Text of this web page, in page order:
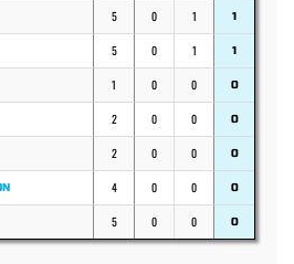
5 0 1 1
5 0 1 1
1 0 0 0
2 0 0 0
2 0 0 0
4 0 0 0
5 0 0 0